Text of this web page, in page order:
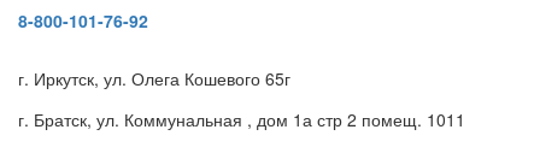
8-800-101-76-92
г. Иркутск, ул. Олега Кошевого 65г
г. Братск, ул. Коммунальная , дом 1а стр 2 помещ. 1011